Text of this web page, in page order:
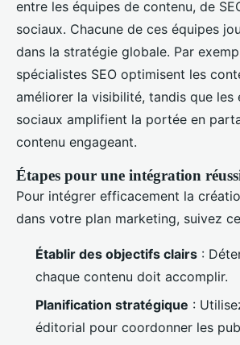
entre les équipes de contenu, de
sociaux. Chacune de ces équipes
dans la stratégie globale. Par
spécialistes SEO optimisent les
améliorer la visibilité, tandis que les
sociaux amplifient la portée en
contenu engageant.
Étapes pour une intégration
Pour intégrer efficacement la
dans votre plan marketing, suivez
Établir des objectifs clairs :
chaque contenu doit accomplir.
Planification stratégique :
éditorial pour coordonner les